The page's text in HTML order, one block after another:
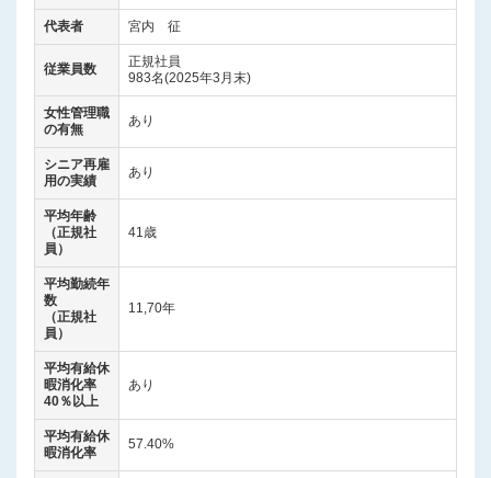
代表者 宮内 征
従業員数
正規社員
983名(2025年3月末)
女性管理職
の有無
あり
シニア再雇
用の実績
あり
平均年齢
（正規社
員）
41歳
平均勤続年
数
（正規社
員）
11,70年
平均有給休
暇消化率
40％以上
あり
平均有給休
暇消化率
57.40%